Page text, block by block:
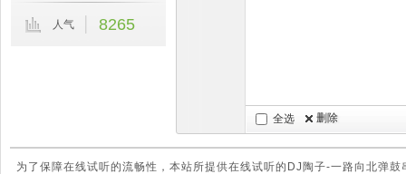
全选 删除
人气 8265
为了保障在线试听的流畅性，本站所提供在线试听的DJ陶子-一路向北弹